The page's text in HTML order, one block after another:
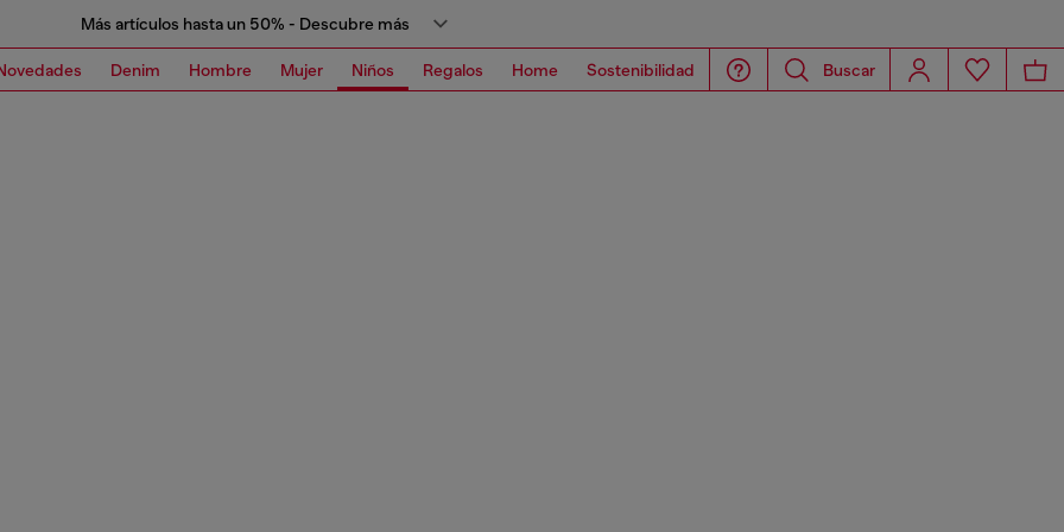
Más artículos hasta un 50% - Descubre más
Denim Hombre Mujer Niños Regalos Home Sostenibilidad Buscar